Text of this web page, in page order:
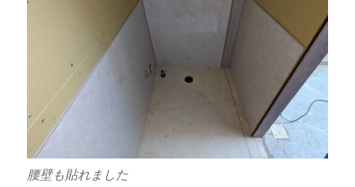
腰壁も貼れました